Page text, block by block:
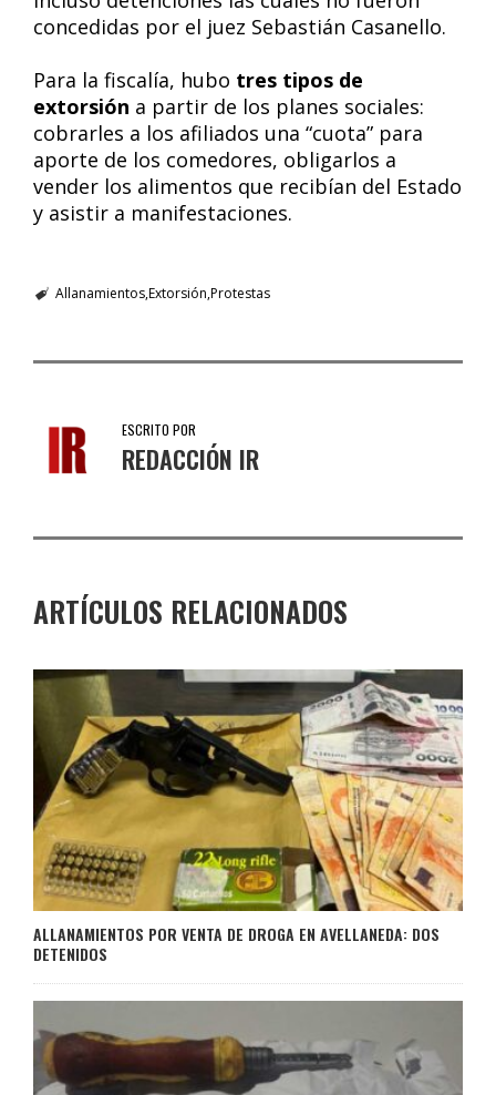
concedidas por el juez Sebastián Casanello.
Para la fiscalía, hubo tres tipos de
extorsión a partir de los planes sociales:
cobrarles a los afiliados una “cuota” para
aporte de los comedores, obligarlos a
vender los alimentos que recibían del Estado
y asistir a manifestaciones.
AllanamientosExtorsión Protestas
ESCRITO POR
REDACCIÓN IR
ARTÍCULOS RELACIONADOS
ALLANAMIENTOS POR VENTA DE DROGA EN AVELLANEDA: DOS
DETENIDOS